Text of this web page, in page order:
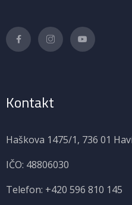
Kontakt
Haškova 1475/1, 736 01
IČO: 48806030
Telefon: +420 596 810 145